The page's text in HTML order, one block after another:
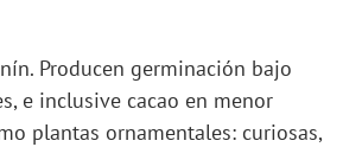
Producen germinación bajo
e inclusive cacao en menor
plantas ornamentales: curiosas,